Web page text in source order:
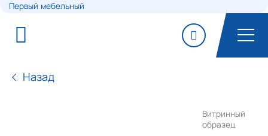
Первый мебельный
Назад
Витринный
образец